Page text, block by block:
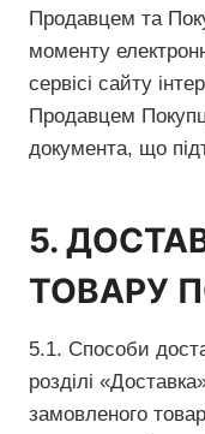
Продавцем та
моменту
сервісі сайту
Продавцем
документа, що
5.
ТОВАРУ
5.1. Способи
розділі
замовленого